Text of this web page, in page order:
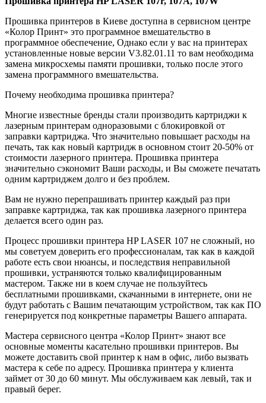
Прошивка принтеров в Киеве доступна в сервисном центре
«Колор Принт» это программное вмешательство в
программное обеспечение, Однако если у вас на принтерах
установленные новые версии V3.82.01.11 то вам необходима
замена микросхемы памяти прошивки, только после этого
замена программного вмешательства.
Почему необходима прошивка принтера?
Многие известные бренды стали производить картриджи к
лазерным принтерам одноразовыми с блокировкой от
заправки картриджа. Что значительно повышает расходы на
печать, так как новый картридж в основном стоит 20-50% от
стоимости лазерного принтера. Прошивка принтера
значительно сэкономит Ваши расходы, и Вы сможете печатать
одним картриджем долго и без проблем.
Вам не нужно перепрашивать принтер каждый раз при
заправке картриджа, так как прошивка лазерного принтера
делается всего один раз.
Процесс прошивки принтера HP LASER 107 не сложный, но
мы советуем доверить его профессионалам, так как в каждой
работе есть свои нюансы, и последствия неправильной
прошивки, устраняются только квалифицированным
мастером. Также ни в коем случае не пользуйтесь
бесплатными прошивками, скачанными в интернете, они не
будут работать с Вашим печатающим устройством, так как ПО
генерируется под конкретные параметры Вашего аппарата.
Мастера сервисного центра «Колор Принт» знают все
основные моменты касательно прошивки принтеров. Вы
можете доставить свой принтер к нам в офис, либо вызвать
мастера к себе по адресу. Прошивка принтера у клиента
займет от 30 до 60 минут. Мы обслуживаем как левый, так и
правый берег.